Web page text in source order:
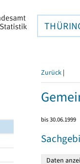
Zurück |
bis 30.06.1999